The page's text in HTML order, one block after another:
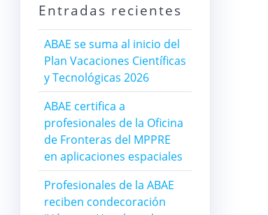
Entradas recientes
ABAE se suma al inicio del
Plan Vacaciones Científicas
y Tecnológicas 2026
ABAE certifica a
profesionales de la Oficina
de Fronteras del MPPRE
en aplicaciones espaciales
Profesionales de la ABAE
reciben condecoración